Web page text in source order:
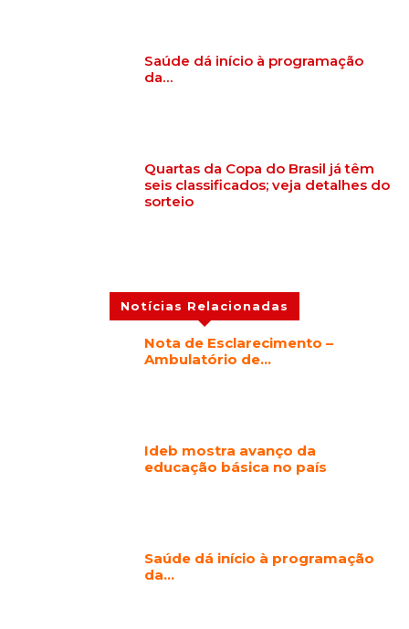
Saúde dá início à programação
da…
Quartas da Copa do Brasil já têm
seis classificados; veja detalhes do
sorteio
Notícias Relacionadas
Nota de Esclarecimento –
Ambulatório de…
Ideb mostra avanço da
educação básica no país
Saúde dá início à programação
da…